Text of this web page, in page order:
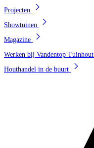
Projecten
Showtuinen
Magazine
Werken bij Vandentop Tuinhout
Houthandel in de buurt